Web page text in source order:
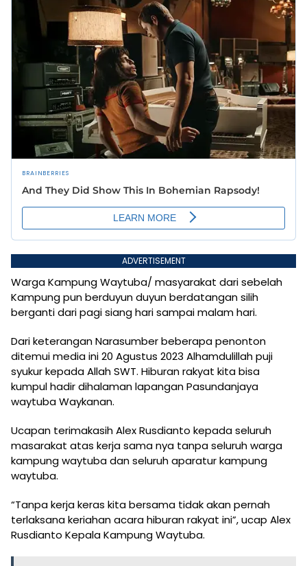
ADVERTISEMENT
Warga Kampung Waytuba/ masyarakat dari sebelah
Kampung pun berduyun duyun berdatangan silih
berganti dari pagi siang hari sampai malam hari.
Dari keterangan Narasumber beberapa penonton
ditemui media ini 20 Agustus 2023 Alhamdulillah puji
syukur kepada Allah SWT. Hiburan rakyat kita bisa
kumpul hadir dihalaman lapangan Pasundanjaya
waytuba Waykanan.
Ucapan terimakasih Alex Rusdianto kepada seluruh
masarakat atas kerja sama nya tanpa seluruh warga
kampung waytuba dan seluruh aparatur kampung
waytuba.
“Tanpa kerja keras kita bersama tidak akan pernah
terlaksana keriahan acara hiburan rakyat ini”, ucap Alex
Rusdianto Kepala Kampung Waytuba.